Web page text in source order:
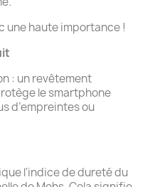
une haute importance !
: un revêtement
le smartphone
d’empreintes ou
l'indice de dureté du